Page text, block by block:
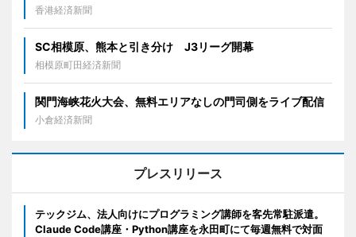
香港経済新聞
SC相模原、熊本と引き分け J3リーグ開幕
相模原町田経済新聞
関門海峡花火大会、無料エリアなしの門司側をライブ配信
小倉経済新聞
プレスリリース
テックジム、法人向けにプログラミング講師を客先常駐派遣。
Claude Code講座・Python講座を永田町にて毎週無料で対面